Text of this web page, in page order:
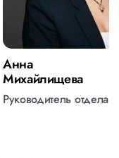
Анна
Михайлищева
Руководитель отдела